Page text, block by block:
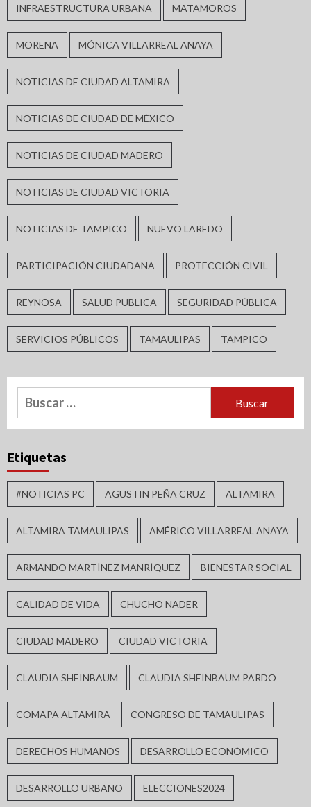
INFRAESTRUCTURA URBANA MATAMOROS
MORENA MÓNICA VILLARREAL ANAYA
NOTICIAS DE CIUDAD ALTAMIRA
NOTICIAS DE CIUDAD DE MÉXICO
NOTICIAS DE CIUDAD MADERO
NOTICIAS DE CIUDAD VICTORIA
NOTICIAS DE TAMPICO NUEVO LAREDO
PARTICIPACIÓN CIUDADANA PROTECCIÓN CIVIL
REYNOSA SALUD PUBLICA SEGURIDAD PÚBLICA
SERVICIOS PÚBLICOS TAMAULIPAS TAMPICO
Buscar:
Etiquetas
#NOTICIAS PC AGUSTIN PEÑA CRUZ ALTAMIRA
ALTAMIRA TAMAULIPAS AMÉRICO VILLARREAL ANAYA
ARMANDO MARTÍNEZ MANRÍQUEZ BIENESTAR SOCIAL
CALIDAD DE VIDA CHUCHO NADER
CIUDAD MADERO CIUDAD VICTORIA
CLAUDIA SHEINBAUM CLAUDIA SHEINBAUM PARDO
COMAPA ALTAMIRA CONGRESO DE TAMAULIPAS
DERECHOS HUMANOS DESARROLLO ECONÓMICO
DESARROLLO URBANO ELECCIONES2024